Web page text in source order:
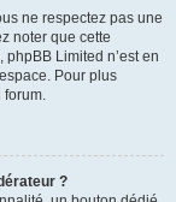
ne respectez pas une
noter que cette
Limited n’est en
Pour plus
forum.
?